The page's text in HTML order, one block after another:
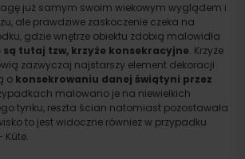
już samym swoim wiekowym wyglądem i
ale prawdziwe zaskoczenie czeka na
gdzie wnętrze obiektu zdobią malowidła
są tutaj tzw, krzyże konsekracyjne. Krzyże
zazwyczaj najstarszy element dekoracji
o konsekrowaniu danej świątyni przez
malowano je na niewielkich
tynku, reszta ścian natomiast pozostawała
to jest widoczne również w przypadku
Kúte.